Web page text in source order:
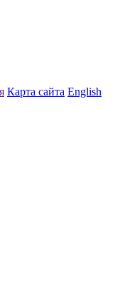
Карта сайта English